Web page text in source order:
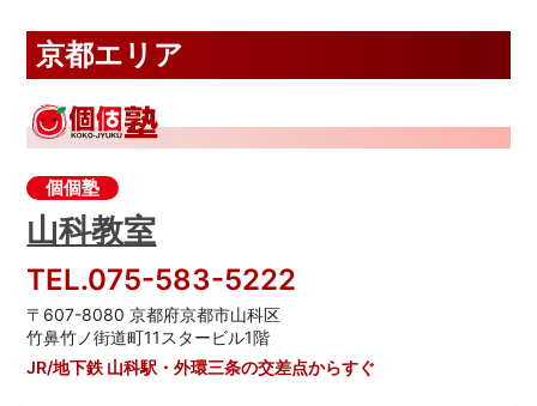
京都エリア
個個塾
山科教室
TEL.075-583-5222
〒607-8080 京都府京都市山科区
竹鼻竹ノ街道町11スタービル1階
JR/地下鉄 山科駅・外環三条の交差点からすぐ